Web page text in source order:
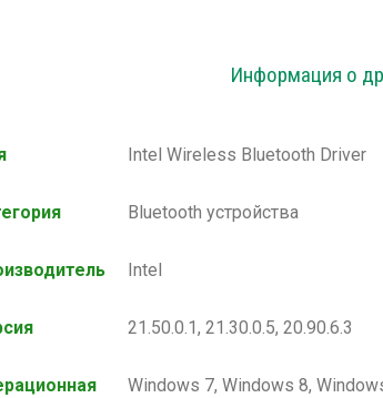
Информация о
Intel Wireless Bluetooth Driver
Bluetooth устройства
Intel
21.50.0.1, 21.30.0.5, 20.90.6.3
Windows 7, Windows 8,